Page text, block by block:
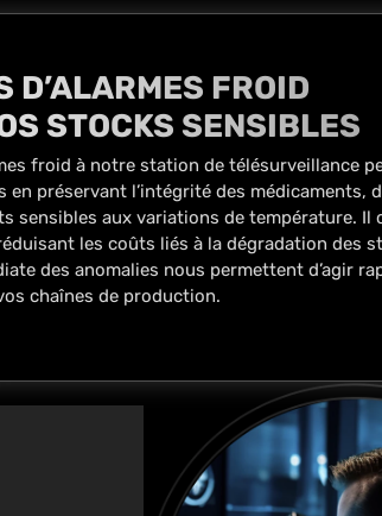
D’ALARMES FROID
STOCKS SENSIBLES
froid à notre station de télésurveillance
préservant l’intégrité des médicaments,
sensibles aux variations de température. Il
les coûts liés à la dégradation des
des anomalies nous permettent d’agir
chaînes de production.